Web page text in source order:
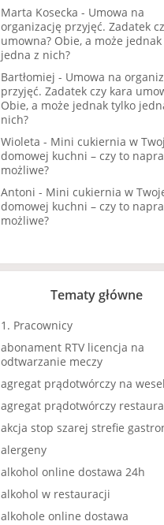
Marta Kosecka - Umowa na
organizację przyjęć. Zadatek
umowna? Obie, a może
jedna z nich?
Bartłomiej - Umowa na
przyjęć. Zadatek czy kara
Obie, a może jednak tylko
nich?
Wioleta - Mini cukiernia w
domowej kuchni – czy to
możliwe?
Antoni - Mini cukiernia w
domowej kuchni – czy to
możliwe?
Tematy główne
1. Pracownicy
abonament RTV licencja na
odtwarzanie meczy
agregat prądotwórczy na
agregat prądotwórczy
akcja stop szarej strefie
alergeny
alkohol online dostawa 24h
alkohol w restauracji
alkohole online dostawa